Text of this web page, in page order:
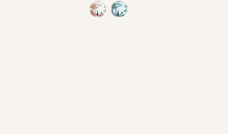
R041 - Été Indien
R040 - Vert Emeraude